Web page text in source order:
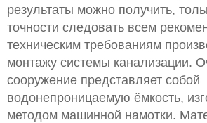
результаты можно получить,
точности следовать всем
техническим требованиям
монтажу системы канализации.
сооружение представляет собой
водонепроницаемую ёмкость,
методом машинной намотки.